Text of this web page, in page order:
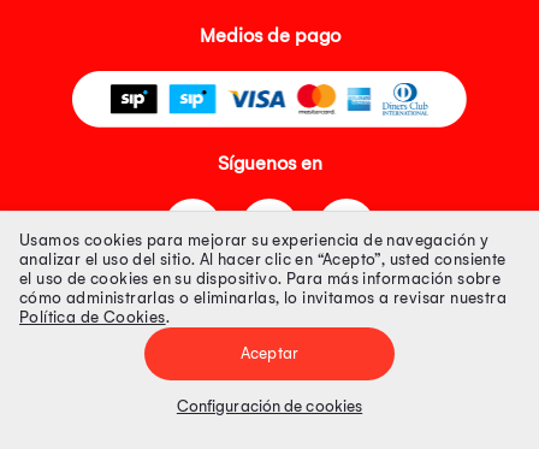
Medios de pago
Síguenos en
Tienda 100% Segura
Tiendas Peruanas S.A. R.U.C. Nº 20493020618. Todos los derechos
Precios disponibles solo en www.oechsle.pe. Precios online publicados
Usamos cookies para mejorar su experiencia de navegación y
analizar el uso del sitio. Al hacer clic en “Acepto”, usted consiente
el uso de cookies en su dispositivo. Para más información sobre
cómo administrarlas o eliminarlas, lo invitamos a revisar nuestra
Política de Cookies.
Aceptar
Configuración de cookies